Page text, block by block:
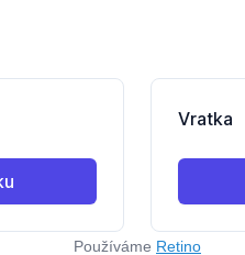
Používáme Retino